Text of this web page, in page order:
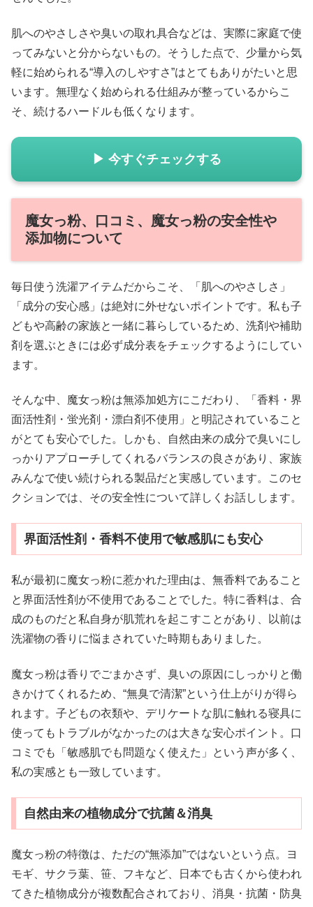
肌へのやさしさや臭いの取れ具合などは、実際に家庭で使
ってみないと分からないもの。そうした点で、少量から気
軽に始められる“導入のしやすさ”はとてもありがたいと思
います。無理なく始められる仕組みが整っているからこ
そ、続けるハードルも低くなります。
▶ 今すぐチェックする
魔女っ粉、口コミ、魔女っ粉の安全性や
添加物について
毎日使う洗濯アイテムだからこそ、「肌へのやさしさ」
「成分の安心感」は絶対に外せないポイントです。私も子
どもや高齢の家族と一緒に暮らしているため、洗剤や補助
剤を選ぶときには必ず成分表をチェックするようにしてい
ます。
そんな中、魔女っ粉は無添加処方にこだわり、「香料・界
面活性剤・蛍光剤・漂白剤不使用」と明記されていること
がとても安心でした。しかも、自然由来の成分で臭いにし
っかりアプローチしてくれるバランスの良さがあり、家族
みんなで使い続けられる製品だと実感しています。このセ
クションでは、その安全性について詳しくお話しします。
界面活性剤・香料不使用で敏感肌にも安心
私が最初に魔女っ粉に惹かれた理由は、無香料であること
と界面活性剤が不使用であることでした。特に香料は、合
成のものだと私自身が肌荒れを起こすことがあり、以前は
洗濯物の香りに悩まされていた時期もありました。
魔女っ粉は香りでごまかさず、臭いの原因にしっかりと働
きかけてくれるため、“無臭で清潔”という仕上がりが得ら
れます。子どもの衣類や、デリケートな肌に触れる寝具に
使ってもトラブルがなかったのは大きな安心ポイント。口
コミでも「敏感肌でも問題なく使えた」という声が多く、
私の実感とも一致しています。
自然由来の植物成分で抗菌＆消臭
魔女っ粉の特徴は、ただの“無添加”ではないという点。ヨ
モギ、サクラ葉、笹、フキなど、日本でも古くから使われ
てきた植物成分が複数配合されており、消臭・抗菌・防臭